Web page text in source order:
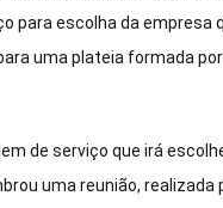
para escolha da empresa
uma plateia formada
de serviço que irá
uma reunião, realizada